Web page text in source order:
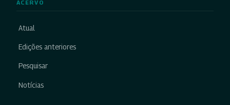
ACERVO
Atual
Edições anteriores
Pesquisar
Notícias